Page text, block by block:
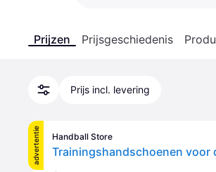
Prijzen Prijsgeschiedenis
Prijs incl. levering
advertentie Handball Store
Trainingshandschoenen voor